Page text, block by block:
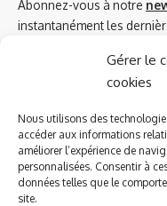
Gérer le
cookies
Nous utilisons des
accéder aux informations
améliorer l’expérience de
personnalisées. Consentir à
données telles que le
site.
Abonnez-vous à notre
instantanément les
Azinat.com TV soutient